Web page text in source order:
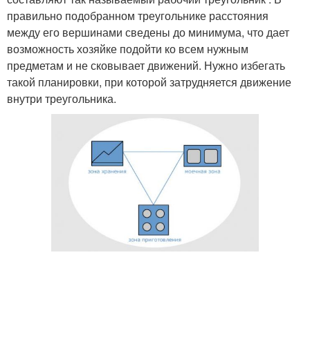
правильно подобранном треугольнике расстояния
между его вершинами сведены до минимума, что дает
возможность хозяйке подойти ко всем нужным
предметам и не сковывает движений. Нужно избегать
такой планировки, при которой затрудняется движение
внутри треугольника.